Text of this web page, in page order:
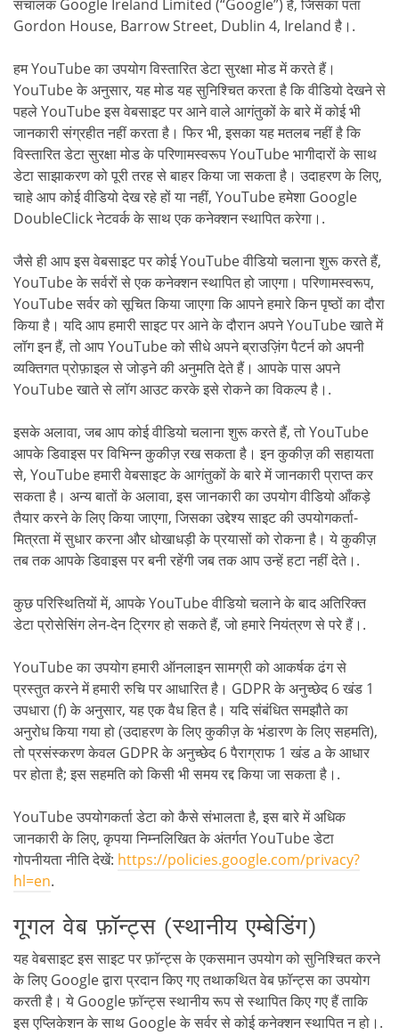
संचालक Google Ireland Limited (“Google”) है, जिसका पता
Gordon House, Barrow Street, Dublin 4, Ireland है।.
हम YouTube का उपयोग विस्तारित डेटा सुरक्षा मोड में करते हैं।
YouTube के अनुसार, यह मोड यह सुनिश्चित करता है कि वीडियो देखने से
पहले YouTube इस वेबसाइट पर आने वाले आगंतुकों के बारे में कोई भी
जानकारी संग्रहीत नहीं करता है। फिर भी, इसका यह मतलब नहीं है कि
विस्तारित डेटा सुरक्षा मोड के परिणामस्वरूप YouTube भागीदारों के साथ
डेटा साझाकरण को पूरी तरह से बाहर किया जा सकता है। उदाहरण के लिए,
चाहे आप कोई वीडियो देख रहे हों या नहीं, YouTube हमेशा Google
DoubleClick नेटवर्क के साथ एक कनेक्शन स्थापित करेगा।.
जैसे ही आप इस वेबसाइट पर कोई YouTube वीडियो चलाना शुरू करते हैं,
YouTube के सर्वरों से एक कनेक्शन स्थापित हो जाएगा। परिणामस्वरूप,
YouTube सर्वर को सूचित किया जाएगा कि आपने हमारे किन पृष्ठों का दौरा
किया है। यदि आप हमारी साइट पर आने के दौरान अपने YouTube खाते में
लॉग इन हैं, तो आप YouTube को सीधे अपने ब्राउज़िंग पैटर्न को अपनी
व्यक्तिगत प्रोफ़ाइल से जोड़ने की अनुमति देते हैं। आपके पास अपने
YouTube खाते से लॉग आउट करके इसे रोकने का विकल्प है।.
इसके अलावा, जब आप कोई वीडियो चलाना शुरू करते हैं, तो YouTube
आपके डिवाइस पर विभिन्न कुकीज़ रख सकता है। इन कुकीज़ की सहायता
से, YouTube हमारी वेबसाइट के आगंतुकों के बारे में जानकारी प्राप्त कर
सकता है। अन्य बातों के अलावा, इस जानकारी का उपयोग वीडियो आँकड़े
तैयार करने के लिए किया जाएगा, जिसका उद्देश्य साइट की उपयोगकर्ता-
मित्रता में सुधार करना और धोखाधड़ी के प्रयासों को रोकना है। ये कुकीज़
तब तक आपके डिवाइस पर बनी रहेंगी जब तक आप उन्हें हटा नहीं देते।.
कुछ परिस्थितियों में, आपके YouTube वीडियो चलाने के बाद अतिरिक्त
डेटा प्रोसेसिंग लेन-देन ट्रिगर हो सकते हैं, जो हमारे नियंत्रण से परे हैं।.
YouTube का उपयोग हमारी ऑनलाइन सामग्री को आकर्षक ढंग से
प्रस्तुत करने में हमारी रुचि पर आधारित है। GDPR के अनुच्छेद 6 खंड 1
उपधारा (f) के अनुसार, यह एक वैध हित है। यदि संबंधित समझौते का
अनुरोध किया गया हो (उदाहरण के लिए कुकीज़ के भंडारण के लिए सहमति),
तो प्रसंस्करण केवल GDPR के अनुच्छेद 6 पैराग्राफ 1 खंड a के आधार
पर होता है; इस सहमति को किसी भी समय रद्द किया जा सकता है।.
YouTube उपयोगकर्ता डेटा को कैसे संभालता है, इस बारे में अधिक
जानकारी के लिए, कृपया निम्नलिखित के अंतर्गत YouTube डेटा
गोपनीयता नीति देखें: https://policies.google.com/privacy?
hl=en.
गूगल वेब फ़ॉन्ट्स (स्थानीय एम्बेडिंग)
यह वेबसाइट इस साइट पर फ़ॉन्ट्स के एकसमान उपयोग को सुनिश्चित करने
के लिए Google द्वारा प्रदान किए गए तथाकथित वेब फ़ॉन्ट्स का उपयोग
करती है। ये Google फ़ॉन्ट्स स्थानीय रूप से स्थापित किए गए हैं ताकि
इस एप्लिकेशन के साथ Google के सर्वर से कोई कनेक्शन स्थापित न हो।.